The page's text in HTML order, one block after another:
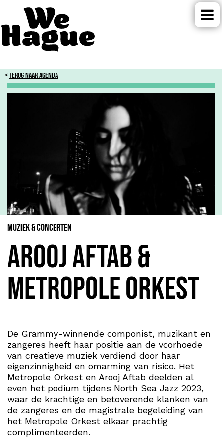
TERUG NAAR AGENDA
Muziek & Concerten
Arooj Aftab &
Metropole Orkest
De Grammy-winnende componist, muzikant en
zangeres heeft haar positie aan de voorhoede
van creatieve muziek verdiend door haar
eigenzinnigheid en omarming van risico. Het
Metropole Orkest en Arooj Aftab deelden al
even het podium tijdens North Sea Jazz 2023,
waar de krachtige en betoverende klanken van
de zangeres en de magistrale begeleiding van
het Metropole Orkest elkaar prachtig
complimenteerden.